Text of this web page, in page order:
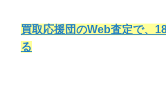
買取応援団のWeb査定で、
る